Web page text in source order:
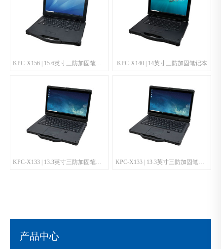
KPC-X156 | 15.6英寸三防加固笔记本 KPC-X140 | 14英寸三防加固笔记本
KPC-X133 | 13.3英寸三防加固笔记本 KPC-X133 | 13.3英寸三防加固笔记本
产品中心